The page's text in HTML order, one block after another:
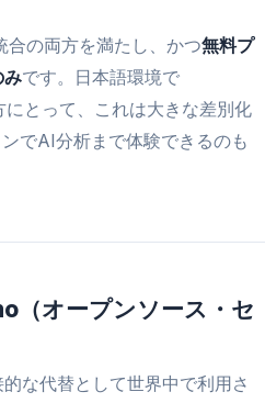
の両方を満たし、かつ無料プ
みです。日本語環境で
とって、これは大きな差別化
でAI分析まで体験できるのも
（オープンソース・セ
な代替として世界中で利用さ